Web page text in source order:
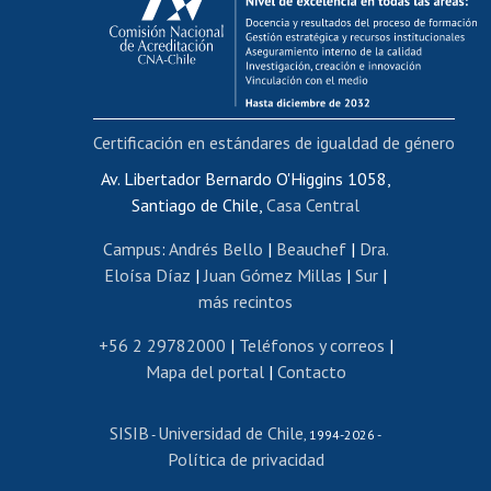
Postulación al AUCAI
Funcionarias/os
Cursos internos de capacitación
Bienestar del personal
Portal de movilidad interna
Certificado de renta
Certificado de renta honorarios
Editar páginas blancas
Extranjeras/os
Revalidación y reconocimiento de títulos
Postulación al Programa de Movilidad Estudiantil
Cursos de español
Av. Libertador Bernardo O'Higgins 1058,
Santiago de Chile, Casa Central
Campus: Andrés Bello | Beauchef| Dra.
Eloísa Díaz | Juan Gómez Millas | Sur |
más recintos
+56 2 29782000 | Teléfonos y correos |
Mapa del portal| Contacto
SISIB - Universidad de Chile , 1994-2026 -
Política de privacidad
Certificación en estándares de igualdad de género